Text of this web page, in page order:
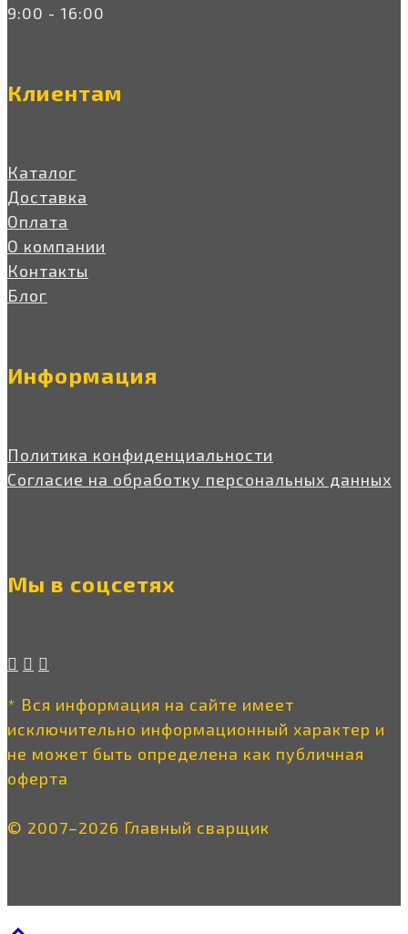
9:00 - 16:00
Клиентам
Каталог
Доставка
Оплата
О компании
Контакты
Блог
Информация
Политика конфиденциальности
Согласие на обработку персональных данных
Мы в соцсетях
* Вся информация на сайте имеет
исключительно информационный характер и
не может быть определена как публичная
оферта
© 2007–2026 Главный сварщик